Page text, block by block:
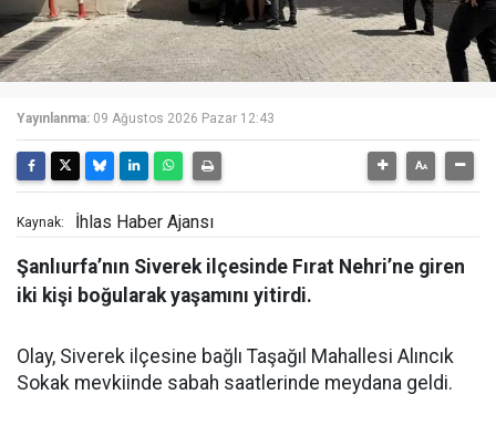
Yayınlanma: 09 Ağustos 2026 Pazar 12:43
Kaynak: İhlas Haber Ajansı
Şanlıurfa’nın Siverek ilçesinde Fırat Nehri’ne giren
iki kişi boğularak yaşamını yitirdi.
Olay, Siverek ilçesine bağlı Taşağıl Mahallesi Alıncık
Sokak mevkiinde sabah saatlerinde meydana geldi.